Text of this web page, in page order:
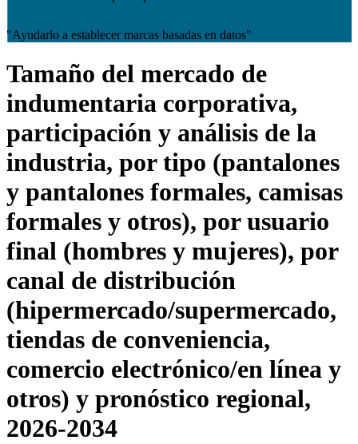
"Ayudarlo a establecer marcas basadas en datos"
Tamaño del mercado de
indumentaria corporativa,
participación y análisis de la
industria, por tipo (pantalones
y pantalones formales, camisas
formales y otros), por usuario
final (hombres y mujeres), por
canal de distribución
(hipermercado/supermercado,
tiendas de conveniencia,
comercio electrónico/en línea y
otros) y pronóstico regional,
2026-2034